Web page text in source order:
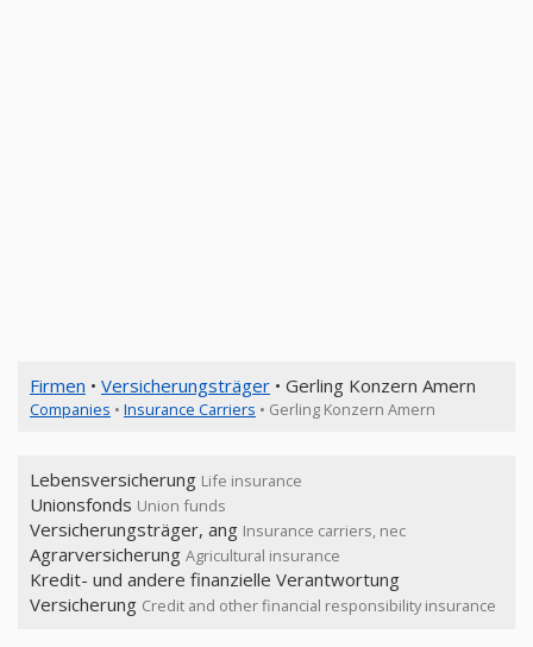
Firmen • Versicherungsträger • Gerling Konzern Amern
Companies • Insurance Carriers • Gerling Konzern Amern
Lebensversicherung Life insurance
Unionsfonds Union funds
Versicherungsträger, ang Insurance carriers, nec
Agrarversicherung Agricultural insurance
Kredit- und andere finanzielle Verantwortung
Versicherung Credit and other financial responsibility insurance